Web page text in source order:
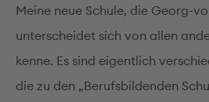
Meine neue Schule, die Georg-
unterscheidet sich von allen
kenne. Es sind eigentlich
die zu den „Berufsbildenden